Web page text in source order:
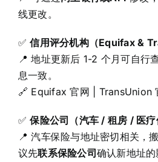
线更改。
✅信用评分机构（Equifax &
📍 地址更新后 1-2 个月可自行
息一致。
🔗 Equifax 官网 TransUnion
✅保险公司（汽车 / 租房 / 医疗
📍 汽车保险与地址密切相关，
议先联系保险公司确认新地址的